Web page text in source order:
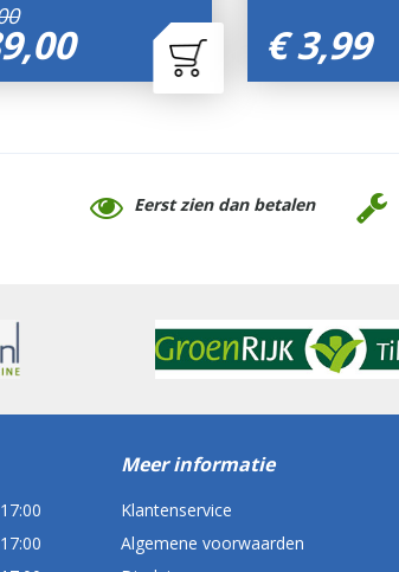
,00 € 3,99
Eerst zien dan betalen
Meer informatie
Klantenservice
Algemene voorwaarden